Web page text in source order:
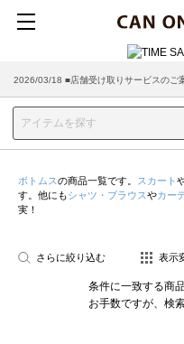
2026/03/18 ■店舗受け取りサービスのご
ボトムスの商品一覧です。 スカート
す。他にもシャツ・ブラウスやカー
実！
さらに絞り込む 表示
条件に一致する商
お手数ですが、検